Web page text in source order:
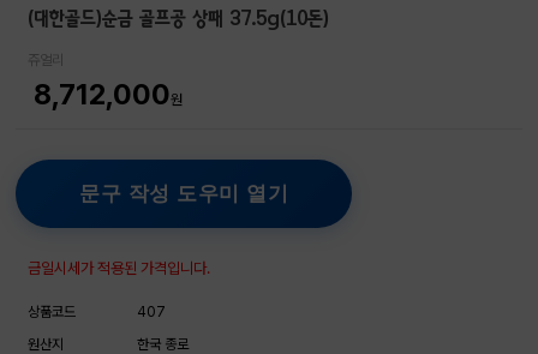
(대한골드)순금 골프공 상패 37.5g(10돈)
쥬얼리
8,712,000원
문구 작성 도우미 열기
금일시세가 적용된 가격입니다.
상품코드
407
원산지
한국 종로